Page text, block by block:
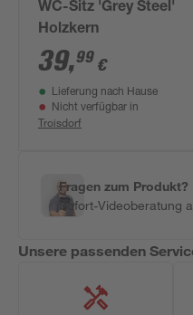
WC-Sitz 'Grey Steel'
Holzkern
39,99 €
Lieferung nach Hause
Nicht verfügbar in
Troisdorf
Fragen zum Produkt?
Sofort-Videoberatung
Unsere passenden